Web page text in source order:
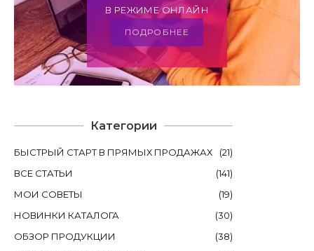
Категории
БЫСТРЫЙ СТАРТ В ПРЯМЫХ ПРОДАЖАХ (21)
ВСЕ СТАТЬИ
(141)
МОИ СОВЕТЫ
(19)
НОВИНКИ КАТАЛОГА
(30)
ОБЗОР ПРОДУКЦИИ
(38)
В РЕЖИМЕ ОНЛАЙН
ПОДРОБНЕЕ